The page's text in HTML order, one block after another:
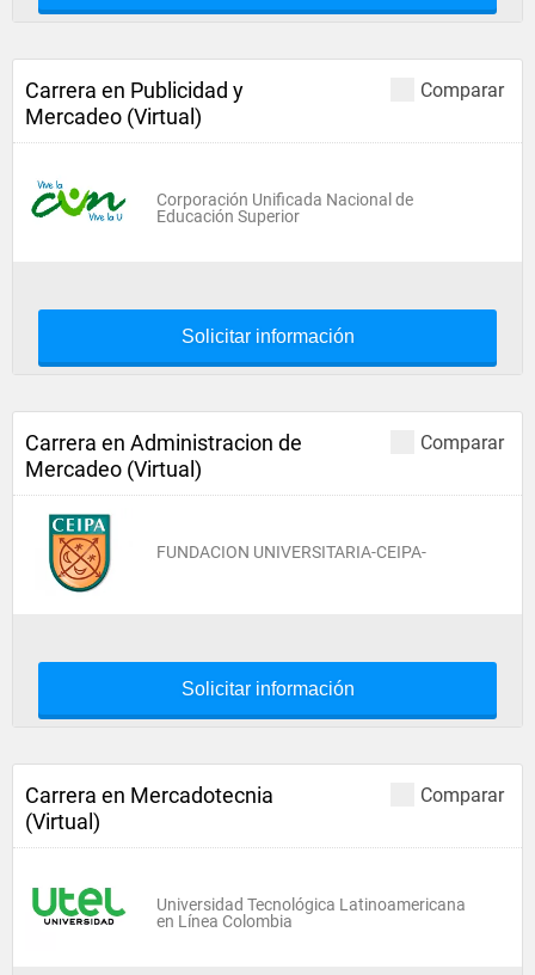
Comparar
Carrera en Publicidad y
Mercadeo (Virtual)
Corporación Unificada Nacional de
Educación Superior
Solicitar información
Comparar
Carrera en Administracion de
Mercadeo (Virtual)
FUNDACION UNIVERSITARIA-CEIPA-
Solicitar información
Comparar
Carrera en Mercadotecnia
(Virtual)
Universidad Tecnológica Latinoamericana
en Línea Colombia